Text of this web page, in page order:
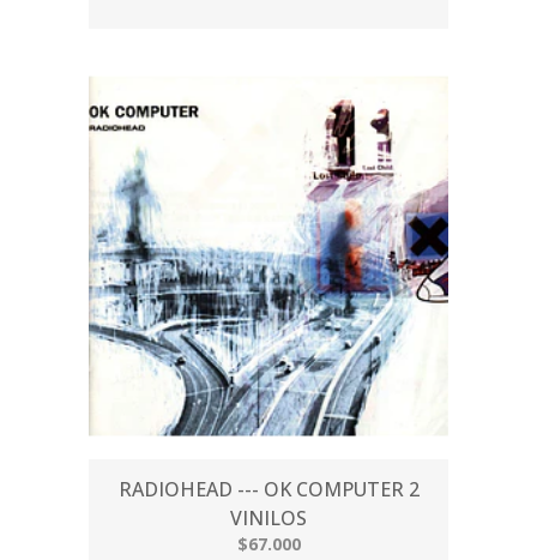
RADIOHEAD --- OK COMPUTER 2
VINILOS
$67.000